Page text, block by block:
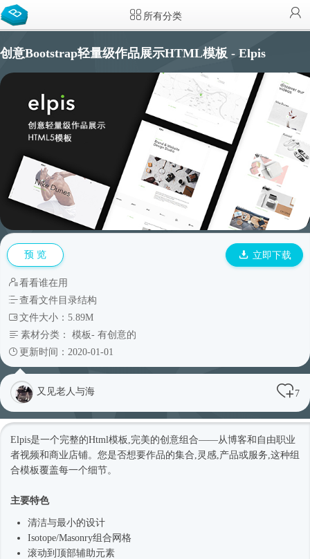
所有分类
创意Bootstrap轻量级作品展示HTML模板 - Elpis
预 览 立即下载
看看谁在用
查看文件目录结构
文件大小：5.89M
素材分类： 模板- 有创意的
更新时间：2020-01-01
又见老人与海 7
Elpis是一个完整的Html模板 ,完美的创意组合——从博客和自由职业
者视频和商业店铺。您是否想要作品的集合,灵感,产品或服务,这种组
合模板覆盖每一个细节。
主要特色
清洁与最小的设计
Isotope/Masonry组合网格
滚动到顶部辅助元素